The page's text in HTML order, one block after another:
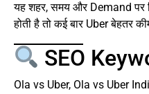
यह शहर, समय और Demand पर
होती है तो कई बार Uber बेहतर
SEO
Ola vs Uber, Ola vs Uber